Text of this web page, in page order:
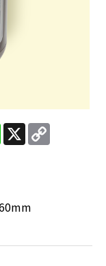
Line X Copy
Link